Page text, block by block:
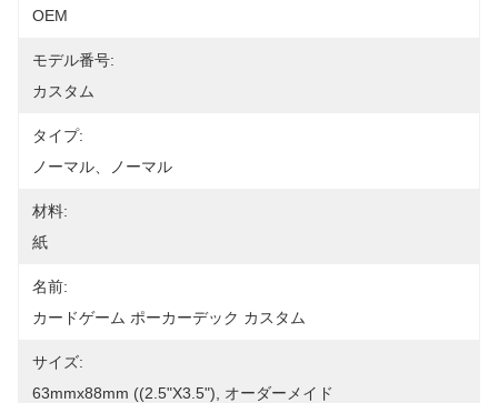
OEM
モデル番号:
カスタム
タイプ:
ノーマル、ノーマル
材料:
紙
名前:
カードゲーム ポーカーデック カスタム
サイズ:
63mmx88mm ((2.5"x3.5"), オーダーメイド